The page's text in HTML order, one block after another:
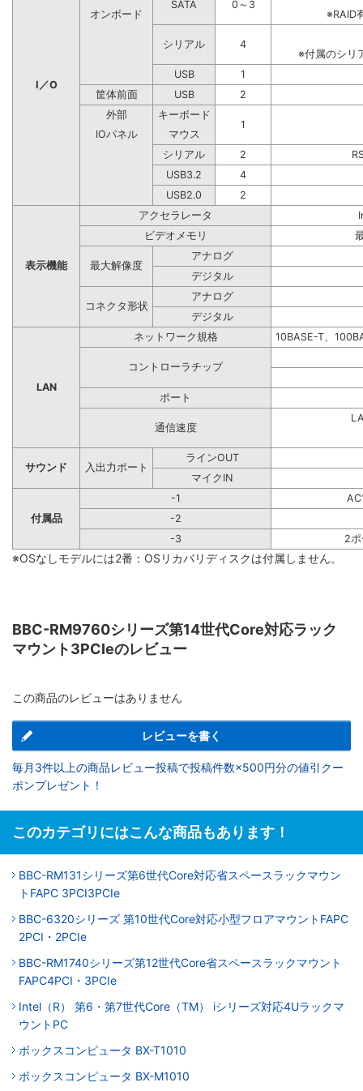
I／O
SATA
0～3
オンボード
※RAID
シリアル
4
※付属のシリ
USB
1
筐体前面
USB
2
外部
キーボード
1
IOパネル
マウス
シリアル
2
USB3.2
4
USB2.0
2
表示機能
アクセラレータ
ビデオメモリ
最大解像度
アナログ
デジタル
コネクタ形状
アナログ
デジタル
LAN
ネットワーク規格 10BASE-T、
コントローラチップ
ポート
通信速度
サウンド 入出力ポート
ラインOUT
マイクIN
付属品
-1
-2
-3
2
※OSなしモデルには2番：OSリカバリディスクは付属しません。
BBC-RM9760シリーズ第14世代Core対応ラック
マウント3PCIeのレビュー
この商品のレビューはありません
レビューを書く
毎月3件以上の商品レビュー投稿で投稿件数×500円分の値引クー
ポンプレゼント！
このカテゴリにはこんな商品もあります！
BBC-RM131シリーズ第6世代Core対応省スペースラックマウン
トFAPC 3PCI3PCIe
BBC-6320シリーズ 第10世代Core対応小型フロアマウントFAPC
2PCI・2PCIe
BBC-RM1740シリーズ第12世代Core省スペースラックマウント
FAPC4PCI・3PCIe
Intel（R） 第6・第7世代Core（TM） iシリーズ対応4Uラックマ
ウントPC
ボックスコンピュータ BX-T1010
ボックスコンピュータ BX-M1010